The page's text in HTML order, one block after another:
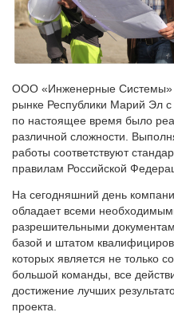
ООО «Инженерные Системы»
рынке Республики Марий Эл
по настоящее время было
различной сложности.
работы соответствуют
правилам Российской
На сегодняшний день
обладает всеми
разрешительными
базой и штатом
которых является не только
большой команды, все
достижение лучших
проекта.